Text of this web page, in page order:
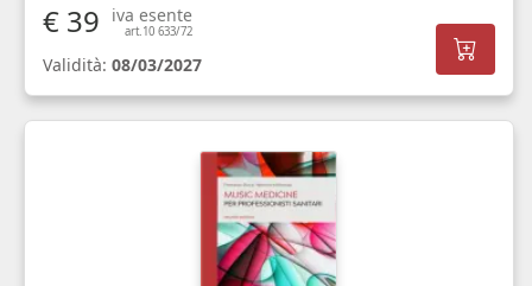
€ 39 iva esente
art.10 633/72
Validità: 08/03/2027